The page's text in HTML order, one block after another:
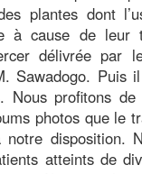
plantes dont
à cause de leur
délivrée par
Sawadogo. Puis
Nous profitons
photos que le
disposition.
atteints de